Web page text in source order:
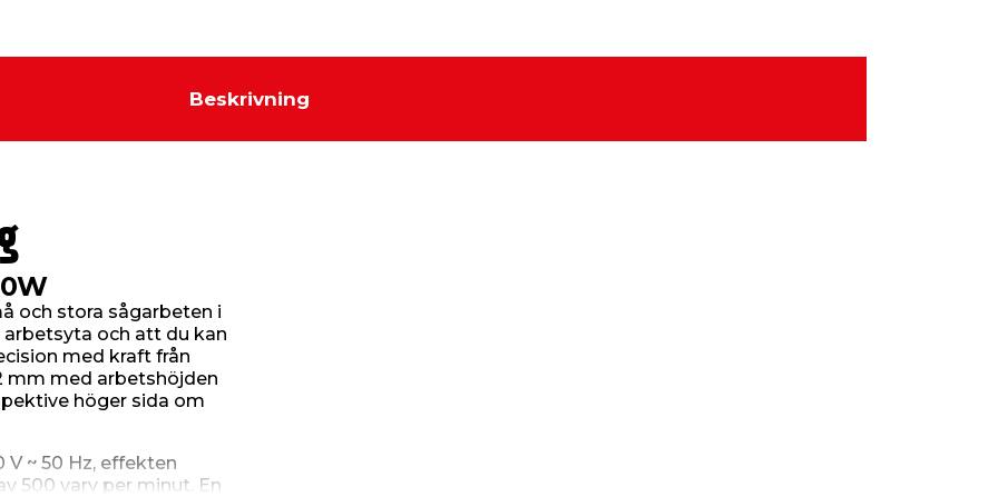
Beskrivning
och stora sågarbeten i
och att du kan
med kraft från
mm med arbetshöjden
höger sida om
~ 50 Hz, effekten
500 varv per minut. En